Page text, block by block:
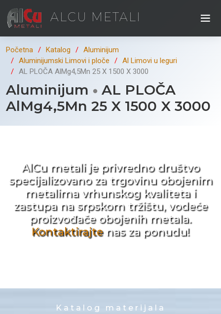
ALCU METALI
Početna Katalog
Aluminijum
Aluminijumski Limovi i ploče
Al Limovi u leguri
AL PLOČA AlMg4,5Mn 25 X 1500 X 3000
Aluminijum
AL PLOČA
AlMg4,5Mn 25 X 1500 X 3000
AlCu metali je privredno društvo
specijalizovano za trgovinu obojenim
metalima vrhunskog kvaliteta i
zastupa na srpskom tržištu, vodeće
proizvođače obojenih metala.
Kontaktirajtenas za ponudu!
Katalog materijala